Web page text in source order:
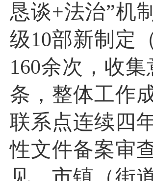
恳谈+法治”机
级10部新制定
160余次， 收集
条，整体工作
联系点连续四
性文件备案审